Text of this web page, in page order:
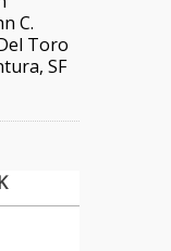
C.
Toro
SF